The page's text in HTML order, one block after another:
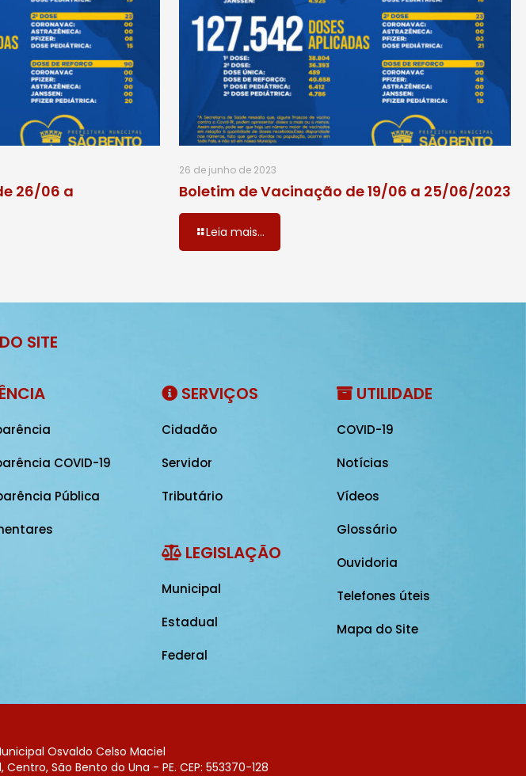
26/06 a
26 de junho de 2023
Boletim de Vacinação de 19/06 a 25/06/2023
Leia mais...
SITE
COVID-19
Pública
SERVIÇOS
Cidadão
Servidor
Tributário
LEGISLAÇÃO
Municipal
Estadual
Federal
UTILIDADE
COVID-19
Notícias
Vídeos
Glossário
Ouvidoria
Telefones úteis
Mapa do Site
Municipal Osvaldo Celso Maciel
Centro, São Bento do Una - PE. CEP: 553370-128